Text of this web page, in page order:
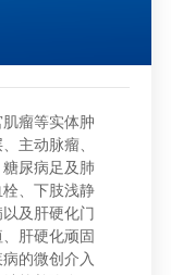
瘤等实体肿
主动脉瘤、
尿病足及肺
、下肢浅静
及肝硬化门
肝硬化顽固
的微创介入